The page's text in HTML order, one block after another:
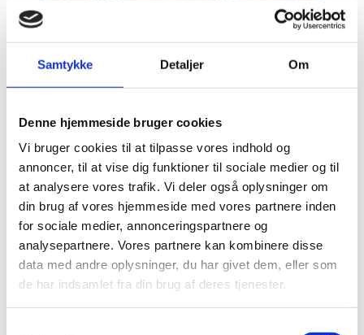
Samtykke Detaljer Om
Denne hjemmeside bruger cookies
Vi bruger cookies til at tilpasse vores indhold og
annoncer, til at vise dig funktioner til sociale medier og til
at analysere vores trafik. Vi deler også oplysninger om
din brug af vores hjemmeside med vores partnere inden
for sociale medier, annonceringspartnere og
analysepartnere. Vores partnere kan kombinere disse
data med andre oplysninger, du har givet dem, eller som
de har indsamlet fra din brug af deres tjenester.
FSC certificering